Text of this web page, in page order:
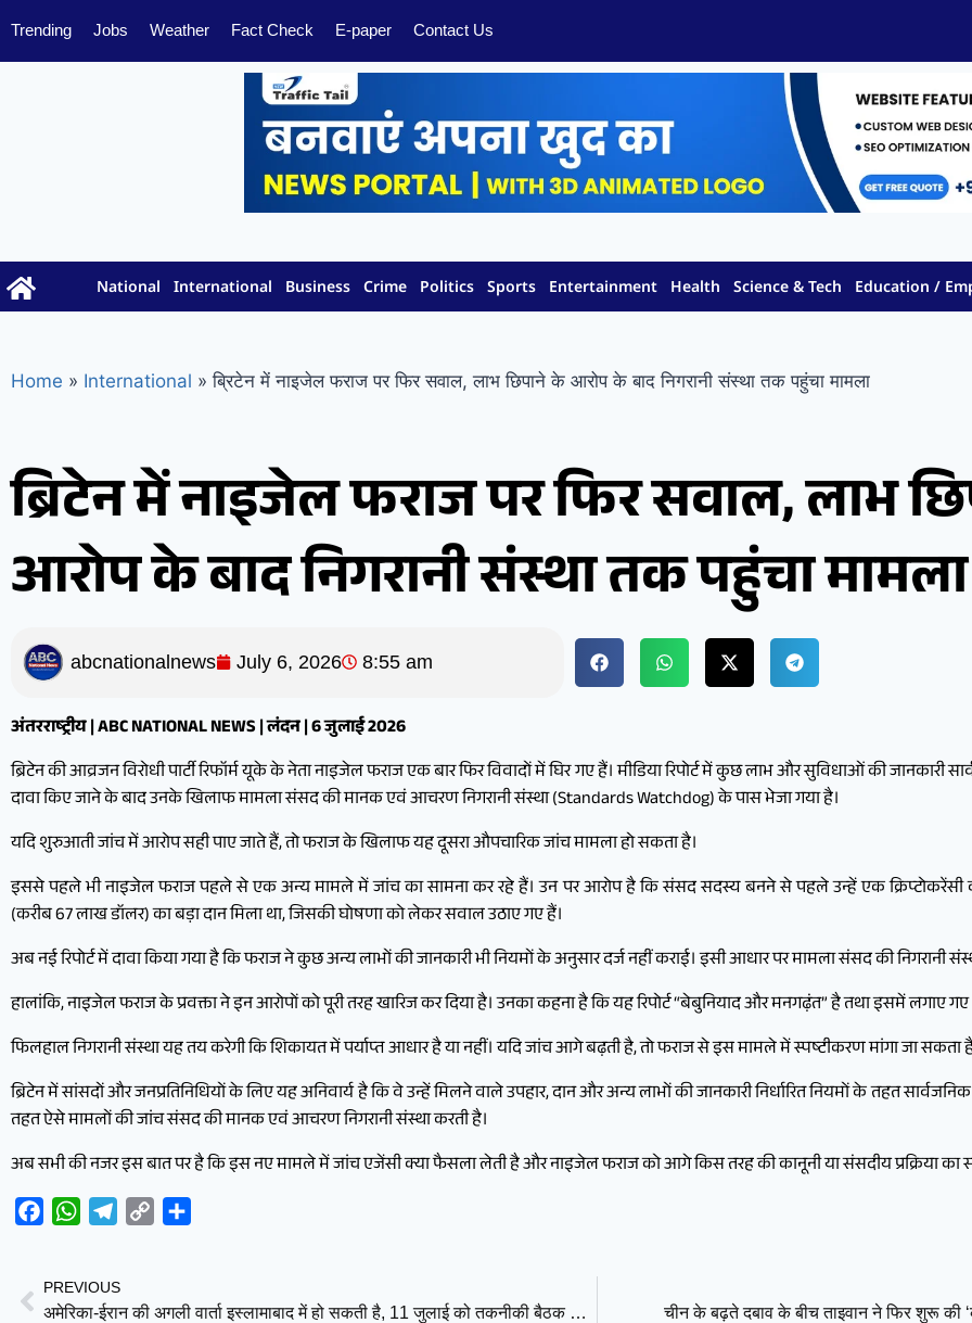
Trending Jobs Weather Fact Check E-paper Contact Us
National International Business Crime Politics Sports Entertainment Health Science & Tech Education /
Home » International » ब्रिटेन में नाइजेल फराज पर फिर सवाल, लाभ छिपाने के आरोप के बाद निगरानी संस्था तक पहुंचा मामला
ब्रिटेन में नाइजेल फराज पर फिर सवाल, लाभ
आरोप के बाद निगरानी संस्था तक पहुंचा मामला
abcnationalnews July 6, 2026 8:55 am
अंतरराष्ट्रीय | ABC NATIONAL NEWS | लंदन | 6 जुलाई 2026
ब्रिटेन की आव्रजन विरोधी पार्टी रिफॉर्म यूके के नेता नाइजेल फराज एक बार फिर विवादों में घिर गए हैं। मीडिया रिपोर्ट में कुछ लाभ और सुविधाओं की जानकारी
दावा किए जाने के बाद उनके खिलाफ मामला संसद की मानक एवं आचरण निगरानी संस्था (Standards Watchdog) के पास भेजा गया है।
यदि शुरुआती जांच में आरोप सही पाए जाते हैं, तो फराज के खिलाफ यह दूसरा औपचारिक जांच मामला हो सकता है।
इससे पहले भी नाइजेल फराज पहले से एक अन्य मामले में जांच का सामना कर रहे हैं। उन पर आरोप है कि संसद सदस्य बनने से पहले उन्हें एक क्रिप्टोकरेंसी
(करीब 67 लाख डॉलर) का बड़ा दान मिला था, जिसकी घोषणा को लेकर सवाल उठाए गए हैं।
अब नई रिपोर्ट में दावा किया गया है कि फराज ने कुछ अन्य लाभों की जानकारी भी नियमों के अनुसार दर्ज नहीं कराई। इसी आधार पर मामला संसद की निगरानी
हालांकि, नाइजेल फराज के प्रवक्ता ने इन आरोपों को पूरी तरह खारिज कर दिया है। उनका कहना है कि यह रिपोर्ट “बेबुनियाद और मनगढ़ंत” है तथा इसमें लगाए
फिलहाल निगरानी संस्था यह तय करेगी कि शिकायत में पर्याप्त आधार है या नहीं। यदि जांच आगे बढ़ती है, तो फराज से इस मामले में स्पष्टीकरण मांगा जा सकता
ब्रिटेन में सांसदों और जनप्रतिनिधियों के लिए यह अनिवार्य है कि वे उन्हें मिलने वाले उपहार, दान और अन्य लाभों की जानकारी निर्धारित नियमों के तहत
तहत ऐसे मामलों की जांच संसद की मानक एवं आचरण निगरानी संस्था करती है।
अब सभी की नजर इस बात पर है कि इस नए मामले में जांच एजेंसी क्या फैसला लेती है और नाइजेल फराज को आगे किस तरह की कानूनी या संसदीय प्रक्रिया का
FacebookWhatsAppTelegram
Copy
PREVIOUS
अमेरिका-ईरान की अगली वार्ता इस्लामाबाद में हो सकती है, 11 जुलाई को तकनीकी बैठक की संभावना चीन के बढ़ते दबाव के बीच ताइवान ने फिर शुरू की